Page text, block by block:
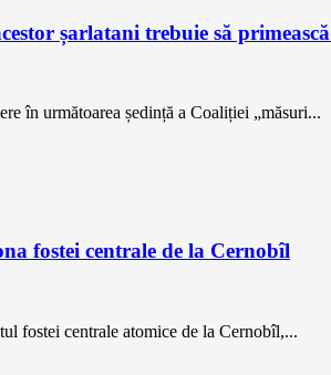
șarlatani trebuie să
în următoarea ședință a Coaliției „măsuri...
fostei centrale de la Cernobîl
fostei centrale atomice de la Cernobîl,...